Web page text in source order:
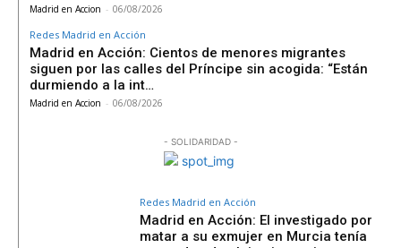
Madrid en Accion - 06/08/2026
Redes Madrid en Acción
Madrid en Acción: Cientos de menores migrantes
siguen por las calles del Príncipe sin acogida: “Están
durmiendo a la int…
Madrid en Accion - 06/08/2026
- SOLIDARIDAD -
Redes Madrid en Acción
Madrid en Acción: El investigado por
matar a su exmujer en Murcia tenía